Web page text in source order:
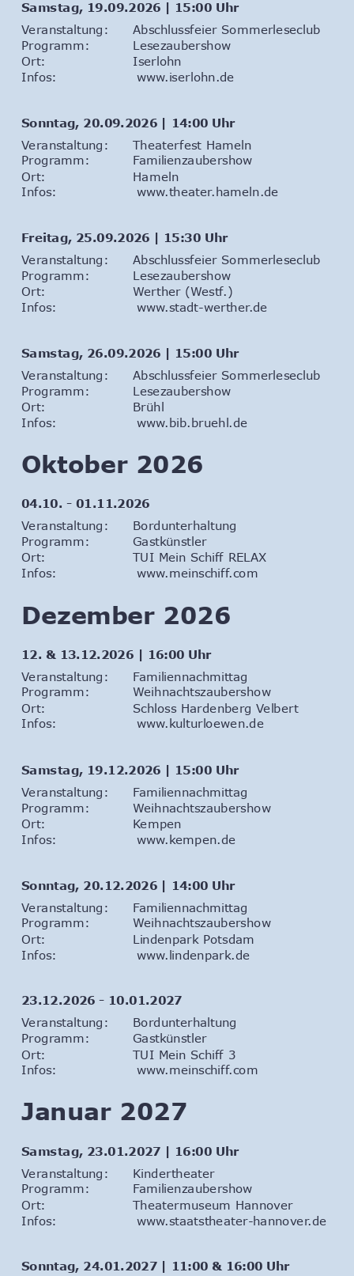
Samstag, 19.09.2026 | 15:00 Uhr
Veranstaltung:
Abschlussfeier Sommerleseclub
Programm:
Lesezaubershow
Ort:
Iserlohn
Infos: www.iserlohn.de
Sonntag, 20.09.2026 | 14:00 Uhr
Veranstaltung:
Theaterfest Hameln
Programm:
Familienzaubershow
Ort:
Hameln
Infos: www.theater.hameln.de
Freitag, 25.09.2026 | 15:30 Uhr
Veranstaltung:
Abschlussfeier Sommerleseclub
Programm:
Lesezaubershow
Ort:
Werther (Westf.)
Infos: www.stadt-werther.de
Samstag, 26.09.2026 | 15:00 Uhr
Veranstaltung:
Abschlussfeier Sommerleseclub
Programm:
Lesezaubershow
Ort:
Brühl
Infos: www.bib.bruehl.de
Oktober 2026
04.10. - 01.11.2026
Veranstaltung:
Bordunterhaltung
Programm:
Gastkünstler
Ort: TUI Mein Schiff RELAX
Infos: www.meinschiff.com
Dezember 2026
12. & 13.12.2026 | 16:00 Uhr
Veranstaltung:
Familiennachmittag
Programm:
Weihnachtszaubershow
Ort:
Schloss Hardenberg Velbert
Infos: www.kulturloewen.de
Samstag, 19.12.2026 | 15:00 Uhr
Veranstaltung:
Familiennachmittag
Programm:
Weihnachtszaubershow
Ort:
Kempen
Infos: www.kempen.de
Sonntag, 20.12.2026 | 14:00 Uhr
Veranstaltung:
Familiennachmittag
Programm:
Weihnachtszaubershow
Ort:
Lindenpark Potsdam
Infos: www.lindenpark.de
23.12.2026 - 10.01.2027
Veranstaltung:
Bordunterhaltung
Programm:
Gastkünstler
Ort:
TUI Mein Schiff 3
Infos: www.meinschiff.com
Januar 2027
Samstag, 23.01.2027 | 16:00 Uhr
Veranstaltung:
Kindertheater
Programm:
Familienzaubershow
Ort:
Theatermuseum Hannover
Infos: www.staatstheater-hannover.de
Sonntag, 24.01.2027 | 11:00 & 16:00 Uhr